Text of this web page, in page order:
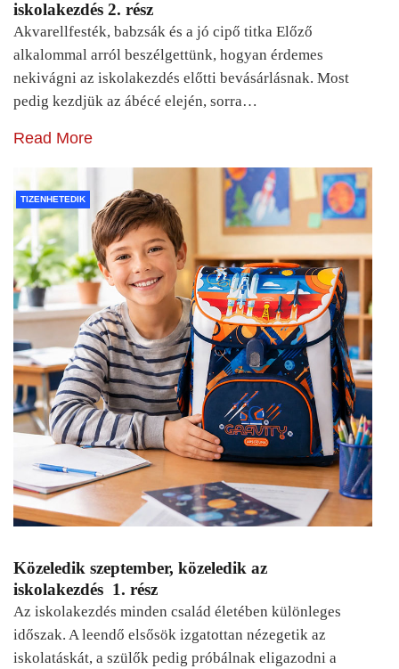
iskolakezdés 2. rész
Akvarellfesték, babzsák és a jó cipő titka Előző
alkalommal arról beszélgettünk, hogyan érdemes
nekivágni az iskolakezdés előtti bevásárlásnak. Most
pedig kezdjük az ábécé elején, sorra…
Read More
TIZENHETEDIK
Közeledik szeptember, közeledik az
iskolakezdés 1. rész
Az iskolakezdés minden család életében különleges
időszak. A leendő elsősök izgatottan nézegetik az
iskolatáskát, a szülők pedig próbálnak eligazodni a